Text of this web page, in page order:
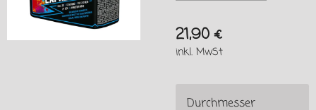
21,90 €
inkl. MwSt
Durchmesser